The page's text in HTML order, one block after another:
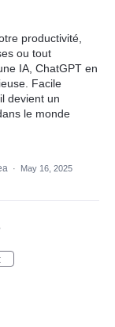
productivité,
ou tout
IA, ChatGPT en
Facile
devient un
le monde
· May 16, 2025